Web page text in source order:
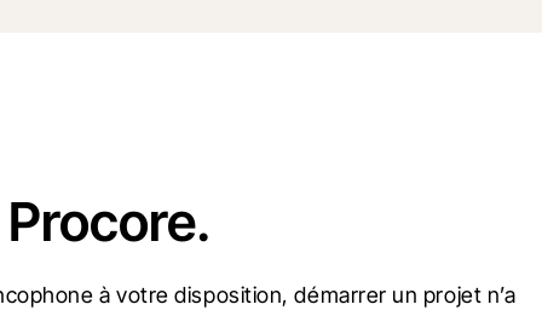
à votre disposition, démarrer un projet n’a